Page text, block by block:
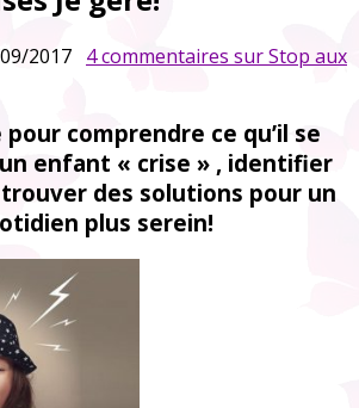
2017 4 commentaires sur Stop aux
comprendre ce qu’il se
enfant « crise » , identifier
des solutions pour un
plus serein!